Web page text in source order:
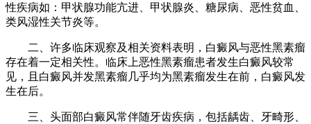
性疾病如：甲状腺功能亢进、甲状腺炎、糖尿病、恶性贫血、
类风湿性关节炎等。
二、许多临床观察及相关资料表明，白癜风与恶性黑素瘤
存在着一定相关性。临床上恶性黑素瘤患者发生白癜风较常
见，且白癜风并发黑素瘤几乎均为黑素瘤发生在前，白癜风发
生在后。
三、头面部白癜风常伴随牙齿疾病，包括龋齿、牙畸形、